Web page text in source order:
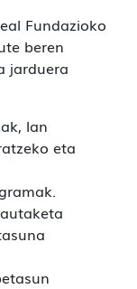
Fundazioko
beren
jarduera
lan
eta